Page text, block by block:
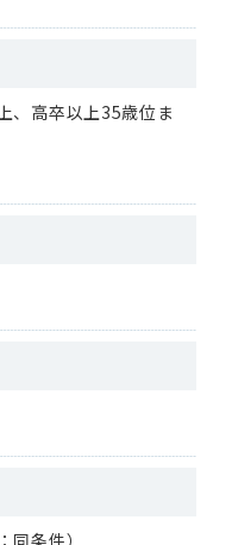
、高卒以上35歳位ま